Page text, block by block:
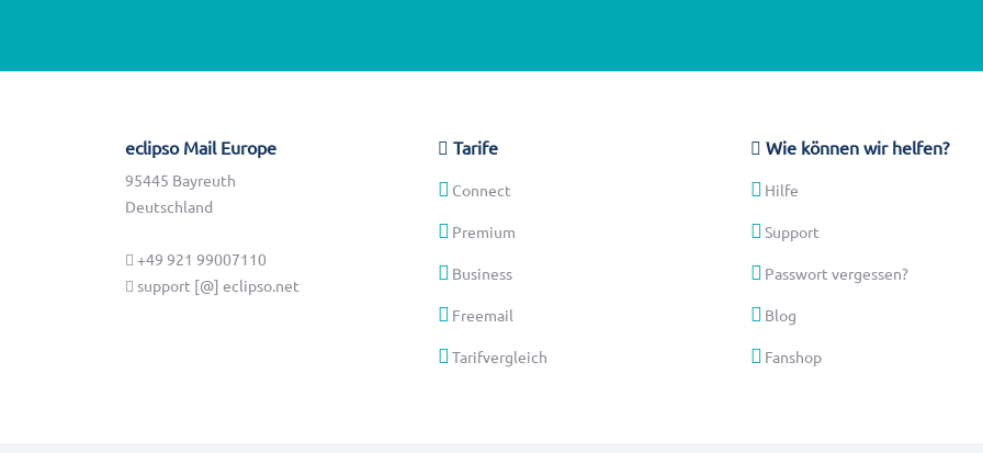
eclipso Mail Europe
95445 Bayreuth
Deutschland
+49 921 99007110
support [@] eclipso.net
Tarife
Connect
Premium
Business
Freemail
Tarifvergleich
Wie können wir helfen?
Hilfe
Support
Passwort vergessen?
Blog
Fanshop